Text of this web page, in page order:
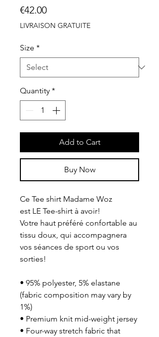
€42.00Price
LIVRAISON GRATUITE
Size *
Quantity *
Add to Cart
Buy Now
Ce Tee shirt Madame Woz
est LE Tee-shirt à avoir!
Votre haut préféré confortable au
tissu doux, qui accompagnera
vos séances de sport ou vos
sorties!
• 95% polyester, 5% elastane
(fabric composition may vary by
1%)
• Premium knit mid-weight jersey
• Four-way stretch fabric that